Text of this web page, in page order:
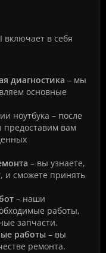
включает в себя
диагностика – мы
основные
ноутбука – после
вам
– вы узнаете,
и сможете принять
– наши
работы,
запчасти.
работы – вы
ремонта.